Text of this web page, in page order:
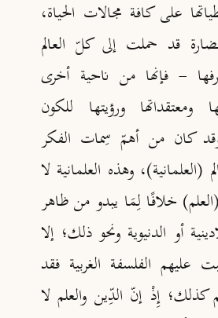
على كافة مجالات الحياة،
قد حملت إلى كلّ العالم
- فإنها من ناحية أخرى
ومعتقداتها ورؤيتها للكون
وقد كان من أهمّ سِمات الفكر
(العلمانية)، وهذه العلمانية لا
خلافًا لِمَا يبدو من ظاهر
أو الدنيوية ونحو ذلك؛ إلا
عليهم الفلسفة الغربية فقد
إِذْ إنّ الدِّين والعلم لا